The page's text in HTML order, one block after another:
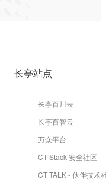
长亭站点
长亭百川云
长亭百智云
万众平台
CT Stack 安全社区
CT TALK - 伙伴技术